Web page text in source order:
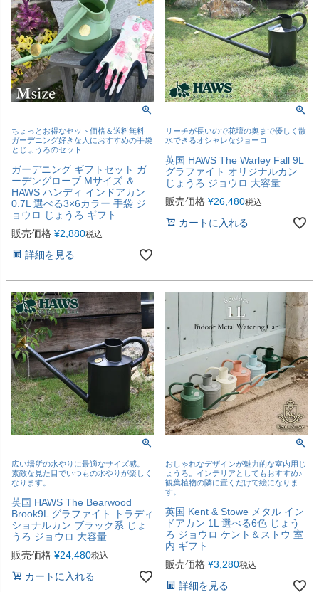
ちょっとお得なセット価格＆送料無料
ガーデニング好きな人におすすめの手袋
とじょうろのセット
ガーデニング ギフトセット ガ
ーデングローブ Mサイズ ＆
HAWS ハンディ インドアカン
0.7L 選べる3×6カラー 手袋 ジ
ョウロ じょうろ ギフト
販売価格 ¥2,880税込
詳細を見る
リーチが長いので花壇の奥まで優しく散
水できるオシャレなジョーロ
英国 HAWS The Warley Fall 9L
グラファイト オリジナルカン
じょうろ ジョウロ 大容量
販売価格 ¥26,480税込
カートに入れる
広い場所の水やりに最適なサイズ感。
素敵な見た目でいつもの水やりが楽しく
なります。
英国 HAWS The Bearwood
Brook9L グラファイト トラディ
ショナルカン ブラック系 じょ
うろ ジョウロ 大容量
販売価格 ¥24,480税込
カートに入れる
おしゃれなデザインが魅力的な室内用じ
ょうろ。インテリアとしてもおすすめ♪
観葉植物の隣に置くだけで絵になりま
す。
英国 Kent & Stowe メタル イン
ドアカン 1L 選べる6色 じょう
ろ ジョウロ ケント＆ストウ 室
内 ギフト
販売価格 ¥3,280税込
詳細を見る